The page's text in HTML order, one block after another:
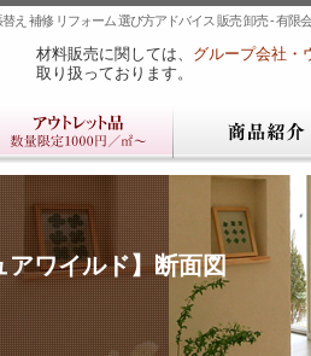
え 補修 リフォーム 選び方アドバイス 販売 卸売 - 有限
材料販売に関しては、 グループ会社・
取り扱っております。
アワイルド】断面図